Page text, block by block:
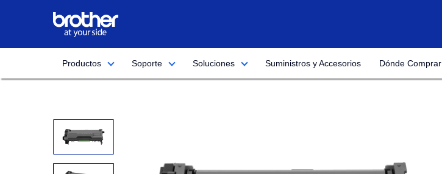
Productos Soporte Soluciones Suministros y Accesorios Dónde Comprar